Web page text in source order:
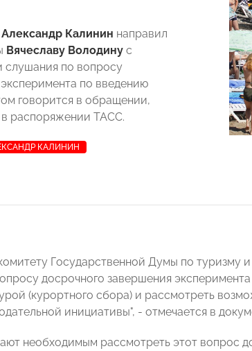
Александр Калинин направил
Вячеславу Володину с
слушания по вопросу
по введению
говорится в обращении,
в распоряжении ТАСС.
КАЛИНИН
Государственной Думы по туризму
досрочного завершения
(курортного сбора) и рассмотреть
инициативы", - отмечается в
необходимым рассмотреть этот вопрос до